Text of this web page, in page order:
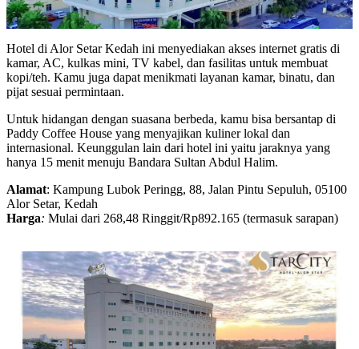
Hotel di Alor Setar Kedah ini menyediakan akses internet gratis di
kamar, AC, kulkas mini, TV kabel, dan fasilitas untuk membuat
kopi/teh. Kamu juga dapat menikmati layanan kamar, binatu, dan
pijat sesuai permintaan.
Untuk hidangan dengan suasana berbeda, kamu bisa bersantap di
Paddy Coffee House yang menyajikan kuliner lokal dan
internasional. Keunggulan lain dari hotel ini yaitu jaraknya yang
hanya 15 menit menuju Bandara Sultan Abdul Halim.
Alamat: Kampung Lubok Peringg, 88, Jalan Pintu Sepuluh, 05100
Alor Setar, Kedah
Harga: Mulai dari 268,48 Ringgit/Rp892.165 (termasuk sarapan)